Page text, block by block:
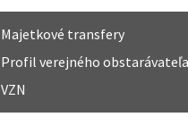
Majetkové transfery
Profil verejného obstarávateľa
VZN